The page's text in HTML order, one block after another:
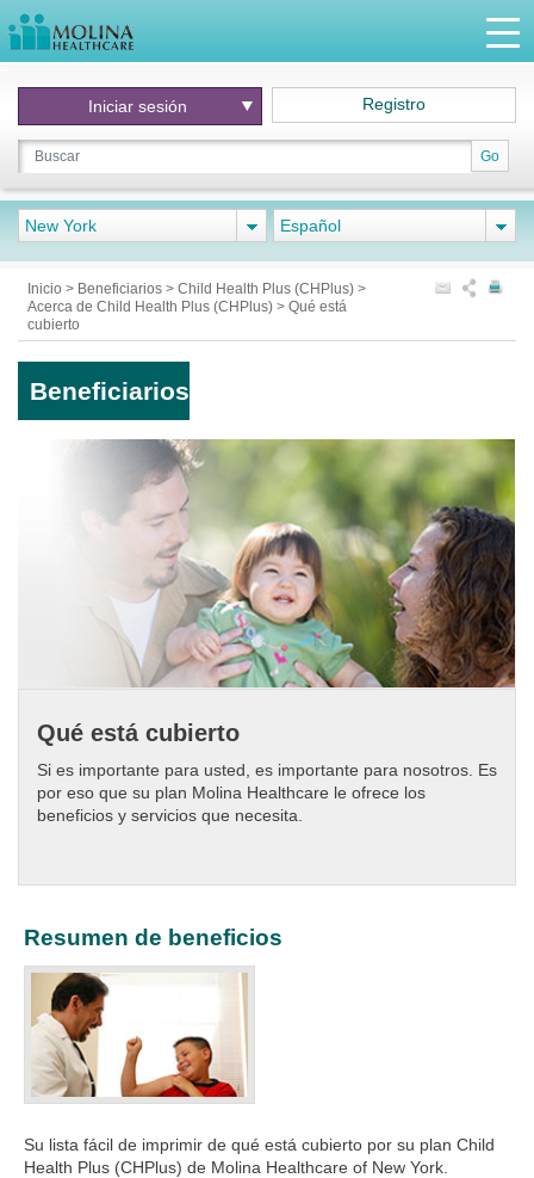
Go
Iniciar sesión Registro
New York Español
Inicio > Beneficiarios > Child Health Plus (CHPlus) >
Acerca de Child Health Plus (CHPlus) > Qué está
cubierto
Beneficiarios
Qué está cubierto
Si es importante para usted, es importante para nosotros. Es
por eso que su plan Molina Healthcare le ofrece los
beneficios y servicios que necesita.
Resumen de beneficios
Su lista fácil de imprimir de qué está cubierto por su plan Child
Health Plus (CHPlus) de Molina Healthcare of New York.​​